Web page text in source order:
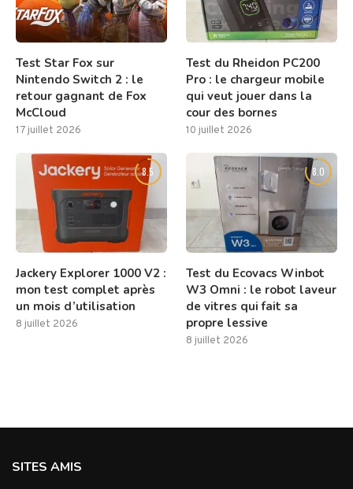
Test Star Fox sur
Nintendo Switch 2 : le
retour gagnant de Fox
McCloud
17 juillet 2026
Test du Rheidon PC200
Pro : le chargeur mobile
qui veut jouer dans la
cour des bornes
10 juillet 2026
8.5
Jackery Explorer 1000 V2 :
mon test complet après
un mois d’utilisation
8 juillet 2026
8.0
Test du Ecovacs Winbot
W3 Omni : le robot laveur
de vitres qui fait sa
propre lessive
8 juillet 2026
SITES AMIS